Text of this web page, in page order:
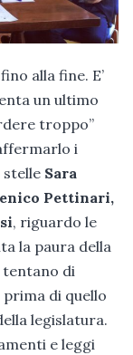
alla fine. E’
un ultimo
troppo”
i
stelle Sara
Pettinari,
, riguardo le
la paura della
tentano di
di quello
legislatura.
e leggi